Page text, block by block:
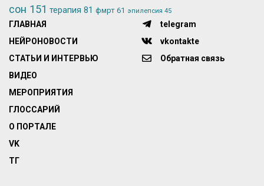
сон 151 терапия 81 фмрт 61 эпилепсия 45
ГЛАВНАЯ
НЕЙРОНОВОСТИ
СТАТЬИ И ИНТЕРВЬЮ
ВИДЕО
МЕРОПРИЯТИЯ
ГЛОССАРИЙ
О ПОРТАЛЕ
VK
ТГ
telegram
vkontakte
Обратная связь